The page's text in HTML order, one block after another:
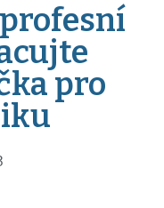
pro